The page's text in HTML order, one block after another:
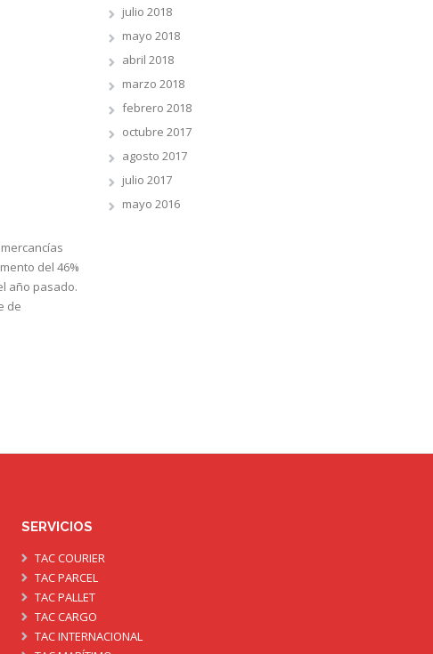
del 46%
año pasado.
de
julio 2018
mayo 2018
abril 2018
marzo 2018
febrero 2018
octubre 2017
agosto 2017
julio 2017
mayo 2016
SERVICIOS
TAC COURIER
TAC PARCEL
TAC PALLET
TAC CARGO
TAC INTERNACIONAL